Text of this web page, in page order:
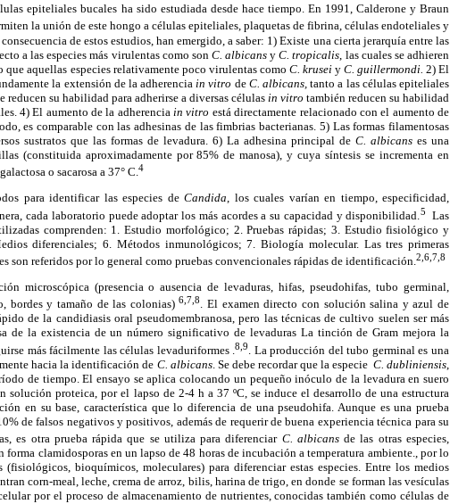
epiteliales bucales ha sido estudiada desde hace tiempo. En 1991, Calderone y Braun
la unión de este hongo a células epiteliales, plaquetas de fibrina, células endoteliales y
de estos estudios, han emergido, a saber: 1) Existe una cierta jerarquía entre las
a las especies más virulentas como son C. albicansyC. tropicalis , las cuales se adhieren
que aquellas especies relativamente poco virulentas como C. krusei y C. guillermondi. 2) El
la extensión de la adherencia in vitro de C. albicans, tanto a las células epiteliales
reducen su habilidad para adherirse a diversas células in vitro también reducen su habilidad
4) El aumento de la adherencia in vitro está directamente relacionado con el aumento de
es comparable con las adhesinas de las fimbrias bacterianas. 5) Las formas filamentosas
sustratos que las formas de levadura. 6) La adhesina principal de C. albicans es una
(constituida aproximadamente por 85% de manosa), y cuya síntesis se incrementa en
o sacarosa a 37° C.4
para identificar las especies deCandida, los cuales varían en tiempo, especificidad,
cada laboratorio puede adoptar los más acordes a su capacidad y disponibilidad. 5
Las
comprenden: 1. Estudio morfológico; 2. Pruebas rápidas; 3. Estudio fisiológico y
diferenciales; 6. Métodos inmunológicos; 7. Biología molecular. Las tres primeras
son referidos por lo general como pruebas convencionales rápidas de identificación. 2,6,7,8
microscópica (presencia o ausencia de levaduras, hifas, pseudohifas, tubo germinal,
bordes y tamaño de las colonias)6,7,8. El examen directo con solución salina y azul de
de la candidiasis oral pseudomembranosa, pero las técnicas de cultivo suelen ser más
de la existencia de un número significativo de levaduras La tinción de Gram mejora la
más fácilmente las células levaduriformes .8,9
. La producción del tubo germinal es una
hacia la identificación de C. albicans. Se debe recordar que la especie C. dubliniensis
de tiempo. El ensayo se aplica colocando un pequeño inóculo de la levadura en suero
solución proteica, por el lapso de 2-4 h a 37 ºC, se induce el desarrollo de una estructura
en su base, característica que lo diferencia de una pseudohifa. Aunque es una prueba
de falsos negativos y positivos, además de requerir de buena experiencia técnica para su
es otra prueba rápida que se utiliza para diferenciar C. albicansde las otras especies,
forma clamidosporas en un lapso de 48 horas de incubación a temperatura ambiente., por lo
bioquímicos, moleculares) para diferenciar estas especies. Entre los medios
corn-meal, leche, crema de arroz, bilis, harina de trigo, en donde se forman las vesículas
por el proceso de almacenamiento de nutrientes, conocidas también como células de